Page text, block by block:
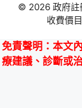
© 2026 政府註
收費價
免責聲明 ：本文
療建議、診斷或